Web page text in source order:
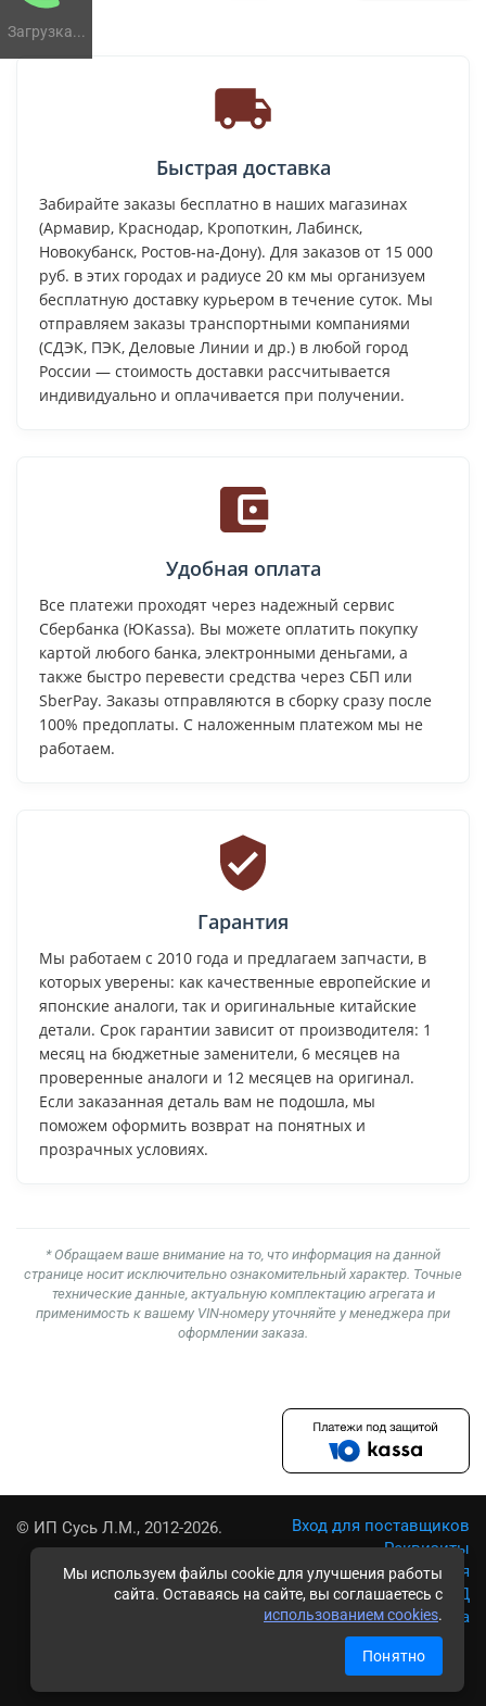
Мы используем файлы cookie для улучшения работы
сайта. Оставаясь на сайте, вы соглашаетесь с
использованием cookies.
Понятно
Загрузка...
Быстрая доставка
Забирайте заказы бесплатно в наших магазинах
(Армавир, Краснодар, Кропоткин, Лабинск,
Новокубанск, Ростов-на-Дону). Для заказов от 15 000
руб. в этих городах и радиусе 20 км мы организуем
бесплатную доставку курьером в течение суток. Мы
отправляем заказы транспортными компаниями
(СДЭК, ПЭК, Деловые Линии и др.) в любой город
России — стоимость доставки рассчитывается
индивидуально и оплачивается при получении.
Удобная оплата
Все платежи проходят через надежный сервис
Сбербанка (ЮKassa). Вы можете оплатить покупку
картой любого банка, электронными деньгами, а
также быстро перевести средства через СБП или
SberPay. Заказы отправляются в сборку сразу после
100% предоплаты. С наложенным платежом мы не
работаем.
Гарантия
Мы работаем с 2010 года и предлагаем запчасти, в
которых уверены: как качественные европейские и
японские аналоги, так и оригинальные китайские
детали. Срок гарантии зависит от производителя: 1
месяц на бюджетные заменители, 6 месяцев на
проверенные аналоги и 12 месяцев на оригинал.
Если заказанная деталь вам не подошла, мы
поможем оформить возврат на понятных и
прозрачных условиях.
* Обращаем ваше внимание на то, что информация на данной
странице носит исключительно ознакомительный характер. Точные
технические данные, актуальную комплектацию агрегата и
применимость к вашему VIN-номеру уточняйте у менеджера при
оформлении заказа.
© ИП Сусь Л.М., 2012-2026.
Вход для поставщиков
Реквизиты
Условия использования
Политика обработки ПД
Карта сайта